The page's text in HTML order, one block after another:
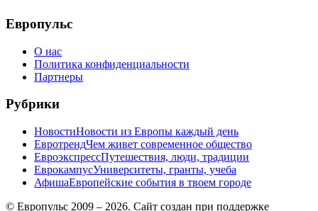
Европульс
О нас
Политика конфиденциальности
Партнеры
Рубрики
НовостиНовости из Европы каждый день
ЕвротрендЧем живет современное общество
ЕвроэкспрессПутешествия, люди, традиции
ЕврокампусУниверситеты, гранты, учеба
АфишаЕвропейские события в твоем городе
© Европульс 2009 – 2026. Сайт создан при поддержке